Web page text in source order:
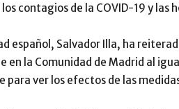
contagios de la COVID-19 y las
español, Salvador Illa, ha
en la Comunidad de Madrid al
para ver los efectos de las